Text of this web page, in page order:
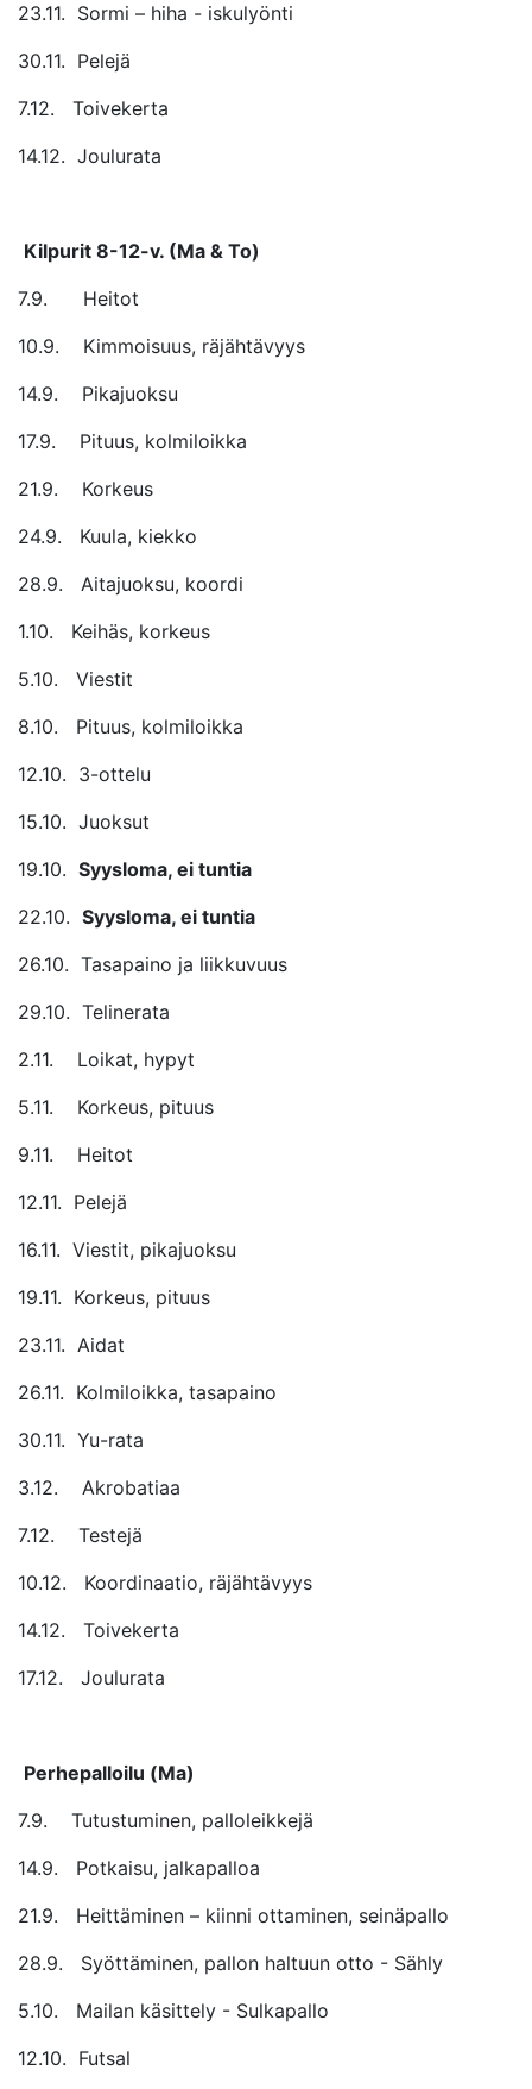
23.11. Sormi – hiha - iskulyönti
30.11. Pelejä
7.12. Toivekerta
14.12. Joulurata
Kilpurit 8-12-v. (Ma & To)
7.9. Heitot
10.9. Kimmoisuus, räjähtävyys
14.9. Pikajuoksu
17.9. Pituus, kolmiloikka
21.9. Korkeus
24.9. Kuula, kiekko
28.9. Aitajuoksu, koordi
1.10. Keihäs, korkeus
5.10. Viestit
8.10. Pituus, kolmiloikka
12.10. 3-ottelu
15.10. Juoksut
19.10. Syysloma, ei tuntia
22.10. Syysloma, ei tuntia
26.10. Tasapaino ja liikkuvuus
29.10. Telinerata
2.11. Loikat, hypyt
5.11. Korkeus, pituus
9.11. Heitot
12.11. Pelejä
16.11. Viestit, pikajuoksu
19.11. Korkeus, pituus
23.11. Aidat
26.11. Kolmiloikka, tasapaino
30.11. Yu-rata
3.12. Akrobatiaa
7.12. Testejä
10.12. Koordinaatio, räjähtävyys
14.12. Toivekerta
17.12. Joulurata
Perhepalloilu (Ma)
7.9. Tutustuminen, palloleikkejä
14.9. Potkaisu, jalkapalloa
21.9. Heittäminen – kiinni ottaminen, seinäpallo
28.9. Syöttäminen, pallon haltuun otto - Sähly
5.10. Mailan käsittely - Sulkapallo
12.10. Futsal